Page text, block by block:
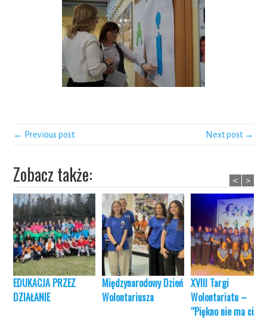
← Previous post Next post →
Zobacz także:
EDUKACJA PRZEZ
DZIAŁANIE
Międzynarodowy Dzień
Wolontariusza
XVIII Targi
Wolontariatu –
“Piękno nie ma
< >